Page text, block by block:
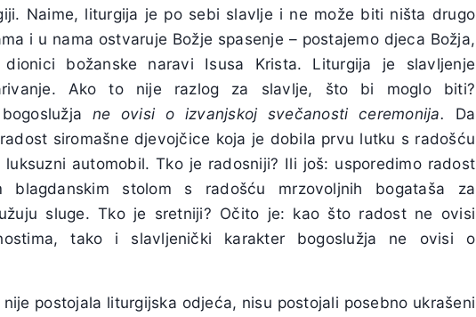
Naime, liturgija je po sebi slavlje i ne može biti ništa drugo
i u nama ostvaruje Božje spasenje – postajemo djeca Božja,
božanske naravi Isusa Krista. Liturgija je slavljenje
Ako to nije razlog za slavlje, što bi moglo biti?
ne ovisi o izvanjskoj svečanosti ceremonija. Da
siromašne djevojčice koja je dobila prvu lutku s radošću
automobil. Tko je radosniji? Ili još: usporedimo radost
blagdanskim stolom s radošću mrzovoljnih bogataša za
sluge. Tko je sretniji? Očito je: kao što radost ne ovisi
tako i slavljenički karakter bogoslužja ne ovisi o
postojala liturgijska odjeća, nisu postojali posebno ukrašeni